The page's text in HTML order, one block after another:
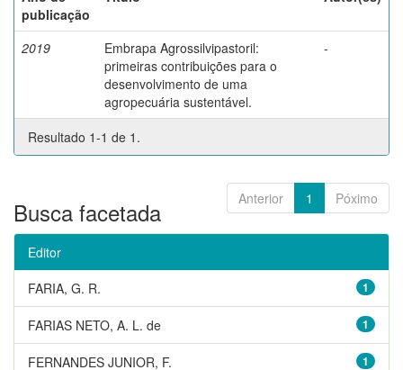
publicação
2019
Embrapa Agrossilvipastoril:
primeiras contribuições para o
desenvolvimento de uma
agropecuária sustentável.
-
Resultado 1-1 de 1.
Anterior 1 Póximo
Busca facetada
Editor
1
FARIA, G. R.
1
FARIAS NETO, A. L. de
1
FERNANDES JUNIOR, F.